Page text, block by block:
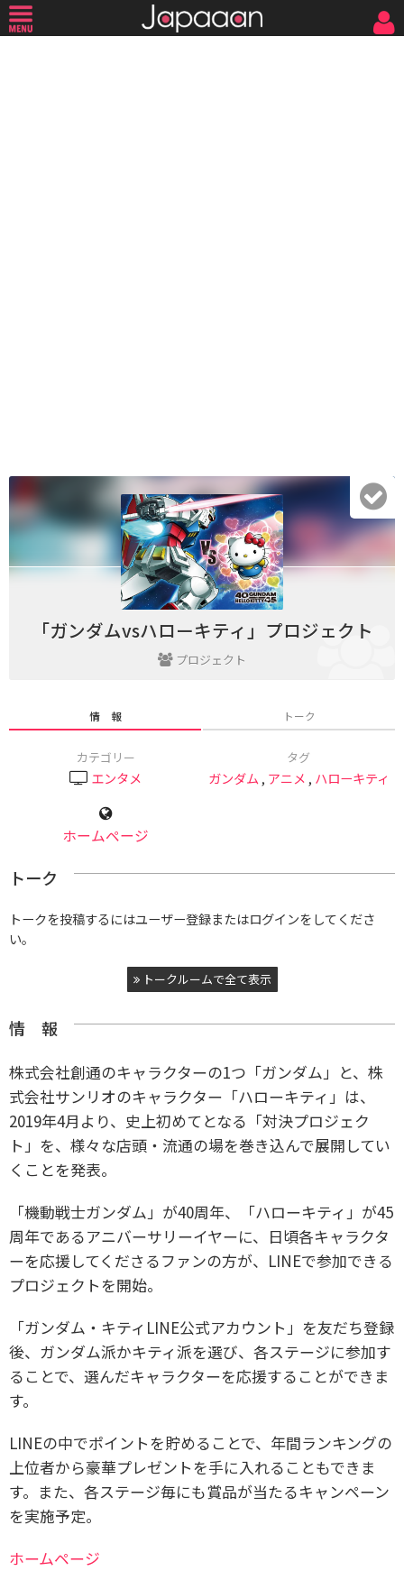
「ガンダムvsハローキティ」プロジェクト
プロジェクト
情 報 トーク
カテゴリー
エンタメ
タグ
ガンダム , アニメ , ハローキティ
ホームページ
トーク
トークを投稿するにはユーザー登録またはログインをしてくださ
い。
トークルームで全て表示
情 報
株式会社創通のキャラクターの1つ「ガンダム」と、株
式会社サンリオのキャラクター「ハローキティ」は、
2019年4月より、史上初めてとなる「対決プロジェク
ト」を、様々な店頭・流通の場を巻き込んで展開してい
くことを発表。
「機動戦士ガンダム」が40周年、「ハローキティ」が45
周年であるアニバーサリーイヤーに、日頃各キャラクタ
ーを応援してくださるファンの方が、LINEで参加できる
プロジェクトを開始。
「ガンダム・キティLINE公式アカウント」を友だち登録
後、ガンダム派かキティ派を選び、各ステージに参加す
ることで、選んだキャラクターを応援することができま
す。
LINEの中でポイントを貯めることで、年間ランキングの
上位者から豪華プレゼントを手に入れることもできま
す。また、各ステージ毎にも賞品が当たるキャンペーン
を実施予定。
ホームページ